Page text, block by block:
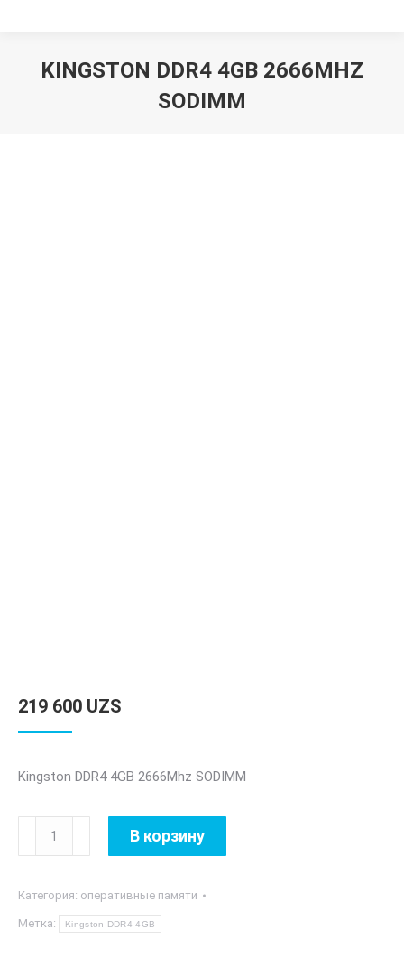
KINGSTON DDR4 4GB 2666MHZ
SODIMM
219 600 UZS
Kingston DDR4 4GB 2666Mhz SODIMM
Количество
товара
DDR4
4GB
В корзину
Категория: оперативные памяти
Метка: Kingston DDR4 4GB